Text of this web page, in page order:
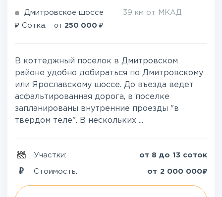
Дмитровское шоссе 39 км от МКАД
₽ Сотка: от 250 000 ₽
В коттеджный поселок в Дмитровском
районе удобно добираться по Дмитровскому
или Ярославскому шоссе. До въезда ведет
асфальтированная дорога, в поселке
запланированы внутренние проезды "в
твердом теле". В нескольких ...
Участки: от 8 до 13 соток
Стоимость: от 2 000 000₽